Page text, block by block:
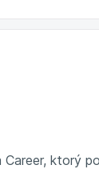
ktorý